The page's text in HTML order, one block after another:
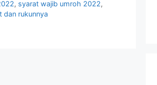
, syarat wajib umroh 2022,
dan rukunnya